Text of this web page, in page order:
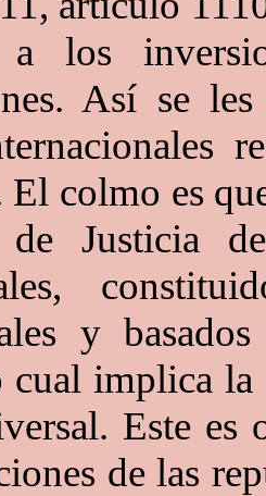
a los
Así se
El colmo es
Justicia
y
cual implica
Este
de las